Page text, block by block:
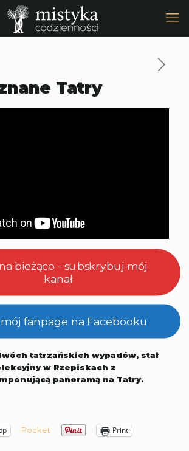
Tatry
bieżąco - subskrybuj mój
kanał
fanpage na Facebooku
tatrzańskich wypadów, stał
w Rzepiskach z
panoramą na Tatry.
Pocket Print